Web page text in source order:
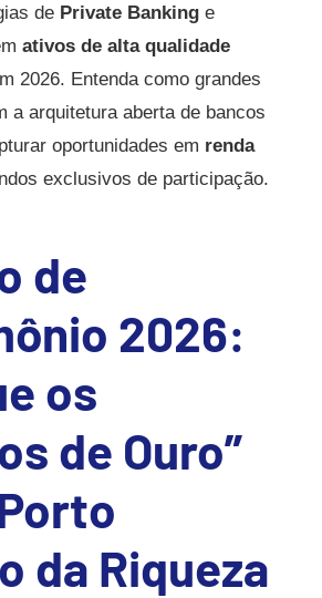
de Private Banking e
ativos de alta qualidade
2026. Entenda como grandes
a arquitetura aberta de bancos
oportunidades em renda
exclusivos de participação.
de
2026:
os
de Ouro”
da Riqueza